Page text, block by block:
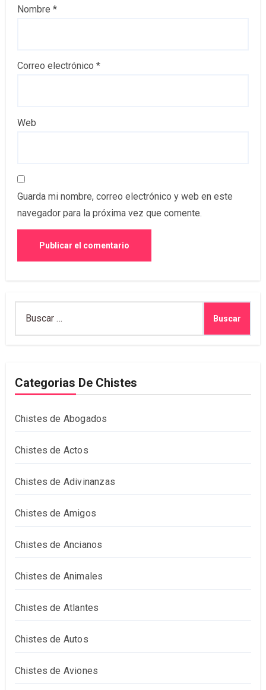
Nombre *
Correo electrónico *
Web
Guarda mi nombre, correo electrónico y web en este
navegador para la próxima vez que comente.
Categorias De Chistes
Chistes de Abogados
Chistes de Actos
Chistes de Adivinanzas
Chistes de Amigos
Chistes de Ancianos
Chistes de Animales
Chistes de Atlantes
Chistes de Autos
Chistes de Aviones